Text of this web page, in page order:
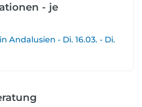
- je
Andalusien - Di. 16.03. - Di.